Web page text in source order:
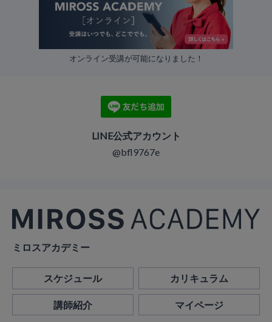
オンライン受講が可能になりました！
LINE公式アカウント
@bfl9767e
ミロスアカデミー
スケジュール カリキュラム
講師紹介 マイページ